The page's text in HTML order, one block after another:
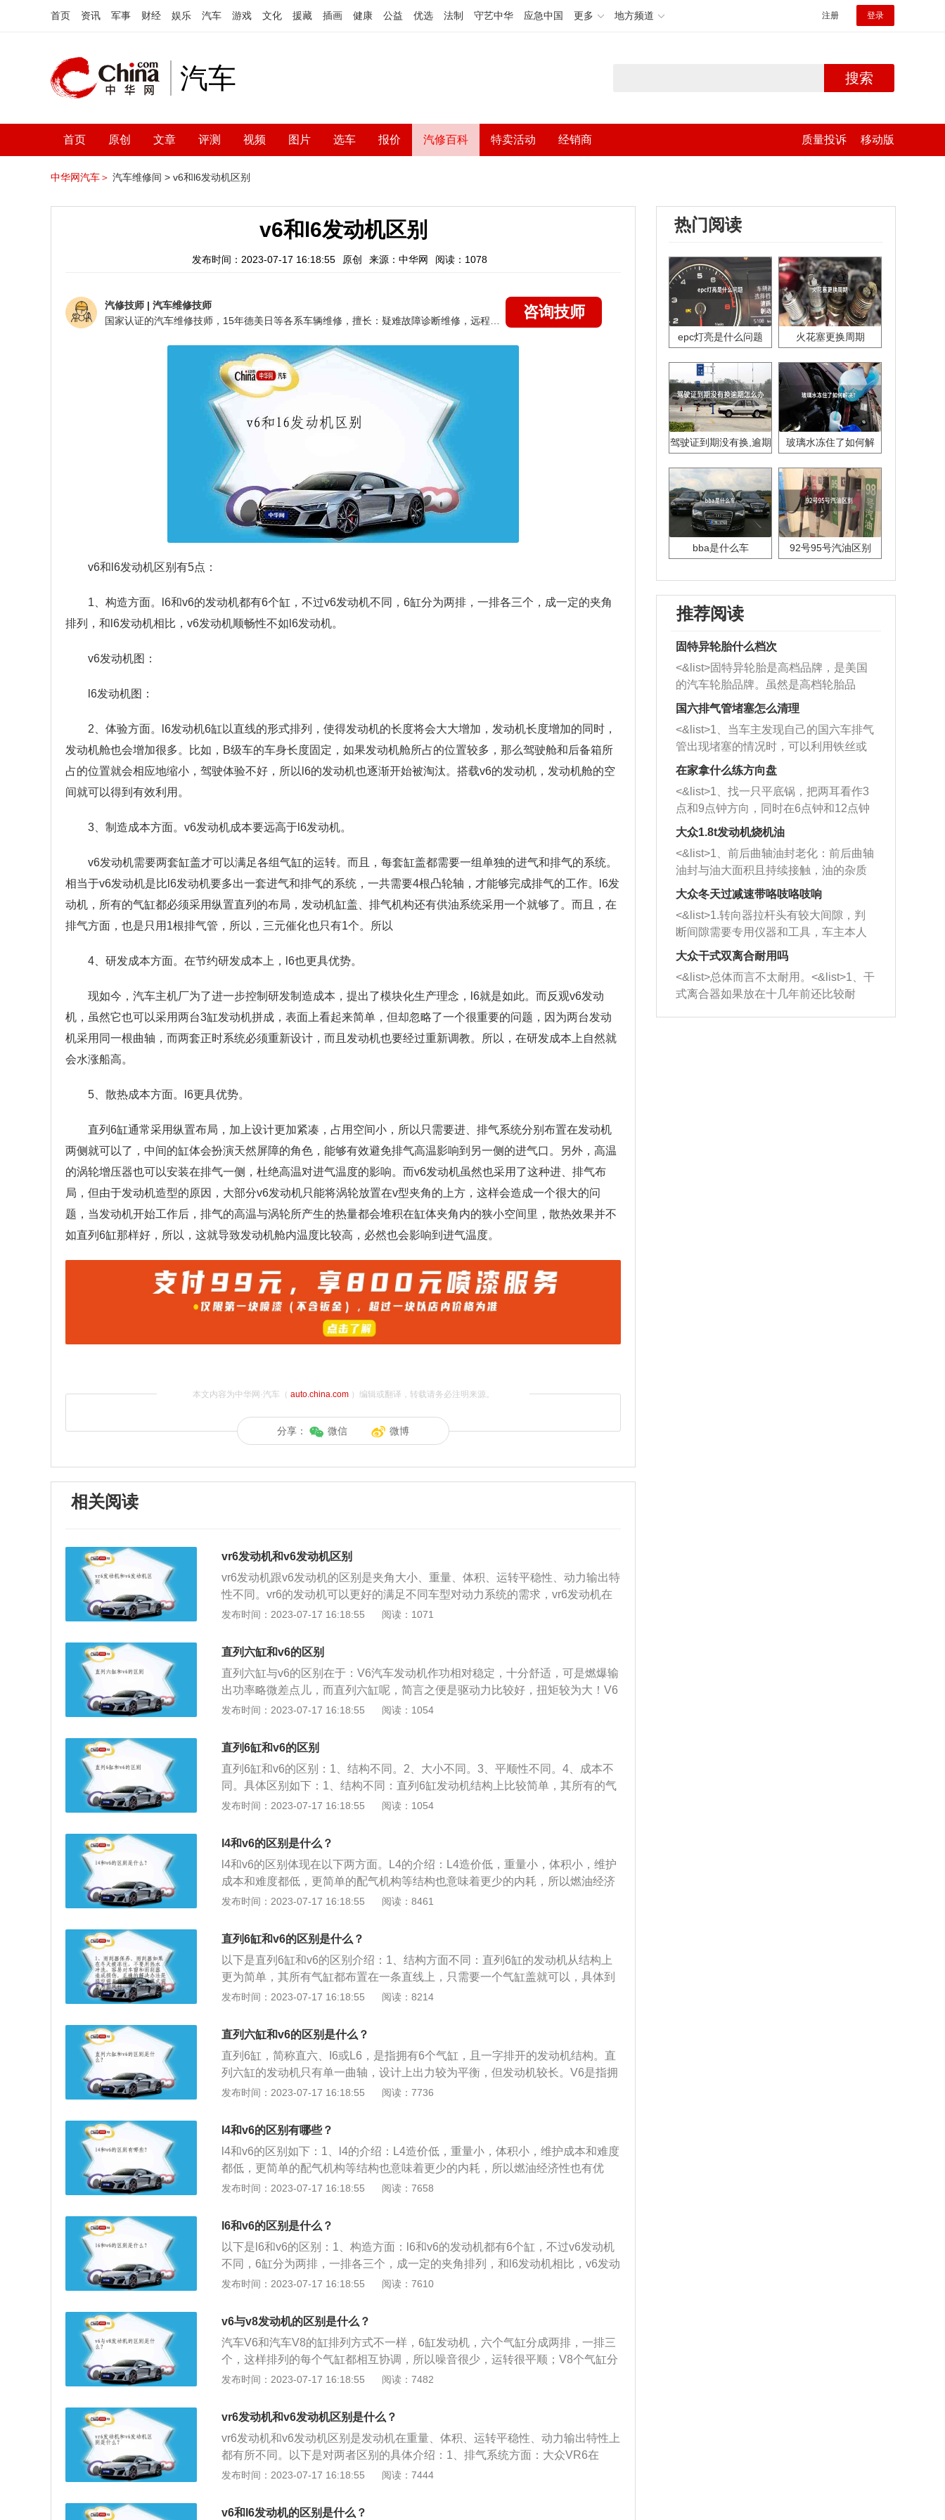
首页 资讯 军事 财经 娱乐 汽车 游戏 文化 援藏 插画 健康 公益 优选 法制 守艺中华 应急中国 更多 地方频道 注册 登录
汽车 搜索
首页 原创 文章 评测 视频 图片 选车 报价 汽修百科 特卖活动 经销商 质量投诉 移动版
中华网汽车＞ 汽车维修间 > v6和l6发动机区别
v6和l6发动机区别
发布时间：2023-07-17 16:18:55 原创 来源：中华网 阅读：1078
汽修技师 | 汽车维修技师
咨询技师
v6和l6发动机区别有5点：
1、构造方面。l6和v6的发动机都有6个缸，不过v6发动机不同，6缸分为两排，一排各三个，成一定的夹角
排列，和l6发动机相比，v6发动机顺畅性不如l6发动机。
v6发动机图：
l6发动机图：
2、体验方面。l6发动机6缸以直线的形式排列，使得发动机的长度将会大大增加，发动机长度增加的同时，
发动机舱也会增加很多。比如，B级车的车身长度固定，如果发动机舱所占的位置较多，那么驾驶舱和后备箱所
占的位置就会相应地缩小，驾驶体验不好，所以l6的发动机也逐渐开始被淘汰。搭载v6的发动机，发动机舱的空
间就可以得到有效利用。
3、制造成本方面。v6发动机成本要远高于l6发动机。
v6发动机需要两套缸盖才可以满足各组气缸的运转。而且，每套缸盖都需要一组单独的进气和排气的系统。
相当于v6发动机是比l6发动机要多出一套进气和排气的系统，一共需要4根凸轮轴，才能够完成排气的工作。l6发
动机，所有的气缸都必须采用纵置直列的布局，发动机缸盖、排气机构还有供油系统采用一个就够了。而且，在
排气方面，也是只用1根排气管，所以，三元催化也只有1个。所以
4、研发成本方面。在节约研发成本上，l6也更具优势。
现如今，汽车主机厂为了进一步控制研发制造成本，提出了模块化生产理念，l6就是如此。而反观v6发动
机，虽然它也可以采用两台3缸发动机拼成，表面上看起来简单，但却忽略了一个很重要的问题，因为两台发动
机采用同一根曲轴，而两套正时系统必须重新设计，而且发动机也要经过重新调教。所以，在研发成本上自然就
会水涨船高。
5、散热成本方面。l6更具优势。
直列6缸通常采用纵置布局，加上设计更加紧凑，占用空间小，所以只需要进、排气系统分别布置在发动机
两侧就可以了，中间的缸体会扮演天然屏障的角色，能够有效避免排气高温影响到另一侧的进气口。另外，高温
的涡轮增压器也可以安装在排气一侧，杜绝高温对进气温度的影响。而v6发动机虽然也采用了这种进、排气布
局，但由于发动机造型的原因，大部分v6发动机只能将涡轮放置在v型夹角的上方，这样会造成一个很大的问
题，当发动机开始工作后，排气的高温与涡轮所产生的热量都会堆积在缸体夹角内的狭小空间里，散热效果并不
如直列6缸那样好，所以，这就导致发动机舱内温度比较高，必然也会影响到进气温度。
本文内容为中华网·汽车（ auto.china.com）编辑或翻译，转载请务必注明来源。
分享： 微信 微博
相关阅读
vr6发动机和v6发动机区别
vr6发动机跟v6发动机的区别是夹角大小、重量、体积、运转平稳性、动力输出特
性不同。vr6的发动机可以更好的满足不同车型对动力系统的需求，vr6发动机在
汽车动力系统里堪称独树一帜。v6的发动机是v形发动机一边有3个发动机，V的
角只有15°，他们的区别就在这里，至于w形的发动机他的缸筒数量比较多，一般
是12缸以上的，多以V行设计不能满足容纳缸筒的数量，只好设计成w形的，w形
发动机所占空间要更大。V6是指发动机的缸数及缸排列方式，V6说的是6缸发动
机（V-6engine），缸排列为V型，这样排列的每个气缸都相互协调，所以噪音很
少，运转很平顺。V形发动机长度和高度尺寸小，布置起来非常方便，一般认
一。
发布时间：2023-07-17 16:18:55 阅读：1071
直列六缸和v6的区别
直列六缸与v6的区别在于：V6汽车发动机作功相对稳定，十分舒适，可是燃爆输
出功率略微差点儿，而直列六缸呢，简言之便是驱动力比较好，扭矩较为大！V6
在汽车发动机振动方面比直列六缸有先天性的优点，振动减少了，可以提升汽车
简称直六、I6或L6，是指拥有6个气缸直列6缸发动机结构上比较简单，其所有的
气缸都排在一条直线上，只需要一个气缸盖，特别是宝马直列6缸，只需安装一
套双顶置凸轮轴。并且V6的发动机，最常用的都是相当于两个直列3缸60度角的
直列三缸，这样不仅需要两个气缸盖，还需要两套凸轮轴。因此，直列6缸发动
机结构简单，成本也较低。2.直列6缸的一阶振动和二阶振动完全平衡，不需要平
顺性不像直列6缸，而且据说V型有偏磨这个问题。3.V6引擎整体长度紧凑，几乎
是长方体引擎，因此可以说，任何型号的发动机都可以轻松携带。另外，直列6
型发动机的缺点是发动机的横向布置，如果采用全宽方向长排气筒，设计难度
适应性强的V6发动机自然也越来越受欢迎。
发布时间：2023-07-17 16:18:55 阅读：1054
直列6缸和v6的区别
直列6缸和v6的区别：1、结构不同。2、大小不同。3、平顺性不同。4、成本不
同。具体区别如下：1、结构不同：直列6缸发动机结构上比较简单，其所有的气
缸都排在一条直线上，只需要一个气缸盖，特别是宝马直列6缸，只需安装一套
列三缸，这样不仅需要两个气缸盖，还需要两套凸轮轴。2、大小不同：v6比直
列6缸相对短。3、平顺性不同：直列6缸的一阶振动和二阶振动完全平衡，不需
要平衡轴，平顺性更好。4、成本不同：由于直列6缸的发动机在结构上要比v6更
加简单，其所耗费的零部件也相对较少，因此成本方面也相对于v6发动机更低。
相关扩展：直列6缸，简称直六、I6或L6，是指拥有6个气缸，且一字排开的发动
长，在V6发动机普及后已经被大多数的车厂放弃使用。
发布时间：2023-07-17 16:18:55 阅读：1054
l4和v6的区别是什么？
l4和v6的区别体现在以下两方面。L4的介绍：L4造价低，重量小，体积小，维护
成本和难度都低，更简单的配气机构等结构也意味着更少的内耗，所以燃油经济
性也有优势，但是二阶震动不能自我配平，工作起来震动大，所以除少数高性能
出不够平顺，总体而言就是质感不够(V6)好。v6的介绍：6造价高，重量大，体积
大，维护成本和难度高，复杂的结构带来的额外内耗只能靠更大的燃油消耗来摆
平，但V6无论一阶还是二阶震动都可以自我配平，做功间隔也缩小到了120度，
意味着无论高转还是低转区间都能更好地适应，总体而言就是质感(比L4)更好。
发布时间：2023-07-17 16:18:55 阅读：8461
直列6缸和v6的区别是什么？
以下是直列6缸和v6的区别介绍：1、结构方面不同：直列6缸的发动机从结构上
更为简单，其所有气缸都布置在一条直线上，只需要一个气缸盖就可以，具体到
宝马的直列6缸，只需要布置一组双顶置的凸轮轴。而V6的发动机，最常见的都
需要两组凸轮轴。2、成本方面不同：由于直列6缸的发动机在结构上要比V6更加
简单，其所耗费的零部件也相对较少，因此成本方面也相对于V6发动机更低。
发布时间：2023-07-17 16:18:55 阅读：8214
直列六缸和v6的区别是什么？
直列6缸，简称直六、I6或L6，是指拥有6个气缸，且一字排开的发动机结构。直
列六缸的发动机只有单一曲轴，设计上出力较为平衡，但发动机较长。V6是指拥
有6个气缸的V型发动机，六个气缸分成两排，一排三个，两排气缸之间成一定的
直列六缸发动机，简称直六、I6或L6，是指拥有6个气缸，且一字排开的发动机结
构。2、V6发动机：V6是指发动机的缸数及缸排列方式，V6说的是6缸发动机，
缸排列为V型，这样排列的每个气缸都相互协调，所以噪音很少，运转很平顺。V
形发动机长度和高度尺寸小，布置起来非常方便。
发布时间：2023-07-17 16:18:55 阅读：7736
l4和v6的区别有哪些？
l4和v6的区别如下：1、l4的介绍：L4造价低，重量小，体积小，维护成本和难度
都低，更简单的配气机构等结构也意味着更少的内耗，所以燃油经济性也有优
势，但是二阶震动不能自我配平，工作起来震动大，所以除少数高性能机型外基
顺，总体而言就是质感不够(V6)好。2、v6的介绍：6造价高，重量大，体积大，
维护成本和难度高，复杂的结构带来的额外内耗只能靠更大的燃油消耗来摆平，
但V6无论一阶还是二阶震动都可以自我配平，做功间隔也缩小到了120度，意味
着无论高转还是低转区间都能更好地适应，总体而言就是质感(比L4)更好。
发布时间：2023-07-17 16:18:55 阅读：7658
l6和v6的区别是什么？
以下是l6和v6的区别：1、构造方面：l6和v6的发动机都有6个缸，不过v6发动机
不同，6缸分为两排，一排各三个，成一定的夹角排列，和l6发动机相比，v6发动
机顺畅性不如l6发动机。2、体验方面：l6发动机6缸以直线的形式排列，使得发
如，B级车的车身长度固定，如果发动机舱所占的位置较多，那么驾驶舱和后备
箱所占的位置就会相应地缩小，驾驶体验不好，所以l6的发动机也逐渐开始被淘
气值汰。搭载v6的发动机，发动机舱的空间就可以得到有效利用。
发布时间：2023-07-17 16:18:55 阅读：7610
v6与v8发动机的区别是什么？
汽车V6和汽车V8的缸排列方式不一样，6缸发动机，六个气缸分成两排，一排三
个，这样排列的每个气缸都相互协调，所以噪音很少，运转很平顺；V8个气缸分
成两组，每组4个，成V型排列。相关介绍如下：1、V6发动机：V6说的是6缸发
平顺。V形发动机长度和高度尺寸小，布置起来非常方便，而且一般认为，V形发
动机是比较高级的发动机，也成为轿车级别的标志之一一般装在中高档轿车上。
2、V8发动机：V8发动机中最常见的角度是90°，这种结构的产品很多，具有最
理想的点火和振动特性。因为V6发动机从V8发动机衍生出来，通常也用90°角。
发布时间：2023-07-17 16:18:55 阅读：7482
vr6发动机和v6发动机区别是什么？
vr6发动机和v6发动机区别是发动机在重量、体积、运转平稳性、动力输出特性上
都有所不同。以下是对两者区别的具体介绍：1、排气系统方面：大众VR6在
进、排气系统上采用的是不对称的设计，气缸与气缸之间相互交错意味着从进气
到排气总管。同时由于进、排气系统相对复杂的结构占用了气缸盖的大量空间，
发布时间：2023-07-17 16:18:55 阅读：7444
v6和l6发动机的区别是什么？
热门阅读
epc灯亮是什么问题 火花塞更换周期
驾驶证到期没有换,逾期
玻璃水冻住了如何解
bba是什么车 92号95号汽油区别
推荐阅读
固特异轮胎什么档次
<&list>固特异轮胎是高档品牌，是美国
的汽车轮胎品牌。虽然是高档轮胎品
牌，但是中高低端的轮胎都有生产，这
也是为了更好的开拓市场。
国六排气管堵塞怎么清理
<&list>1、当车主发现自己的国六车排气
管出现堵塞的情况时，可以利用铁丝或
者是细棍，直接将杂物给取出来，如果
堵塞情况比较严重，也可以采取应急措
施。 <&list>2、直接利用木棍将所有的
杂物推到排气管里面的位置处，然后将
三元催化器拆解开，就可以将堵塞的东
西取出来。但如果是因为积碳过多引起
的堵塞，就需要将三元催化器泡在草酸
洗剂对堵塞的情况得到解决，将清洗剂
放在燃油箱中，与燃油混合后，车辆启
动时，就可以和汽油一起进入到燃烧
室，最后形成废气排出，就可以让三元
催化器得到清洗，排气管堵塞的情况就
能够得到解决。
在家拿什么练方向盘
<&list>1、找一只平底锅，把两耳看作3
点和9点钟方向，同时在6点钟和12点钟
方向做一个标记。 <&list>2、双手握住
一圈半的练习，往右同样也要打相同的
圈数。 <&list>3、最后强调要反复练
习，这样就可以形成肌肉记忆，在真实
驾驶车辆时，不需要记忆也能打好方
向。
大众1.8t发动机烧机油
<&list>1、前后曲轴油封老化：前后曲轴
油封与油大面积且持续接触，油的杂质
和发动机内持续温度变化使其密封效果
逐渐减弱，导致渗油或漏油。<&list>2、
活塞间隙过大：积碳会使活塞环与缸体
的间隙扩大，导致机油流入燃烧室中，
造成烧机油。<&list>3、机油粘度。使用
机油粘度过小的话，同样会有烧机油现
象，机油粘度过小具有很好的流动性，
大众冬天过减速带咯吱咯吱响
<&list>1.转向器拉杆头有较大间隙，判
断间隙需要专用仪器和工具，车主本人
无法制作，需要将车辆送到修理厂或4s
店；<&list>2.车辆半轴套管防尘罩破
裂，破裂后会出现漏油现象，使半轴磨
损严重，磨损的半轴容易损坏，产生异
响；<&list>3.稳定器的转向胶套和球头
大众干式双离合耐用吗
<&list>总体而言不太耐用。<&list>1、干
式离合器如果放在十几年前还比较耐